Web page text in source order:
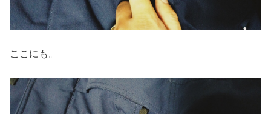
ここにも。